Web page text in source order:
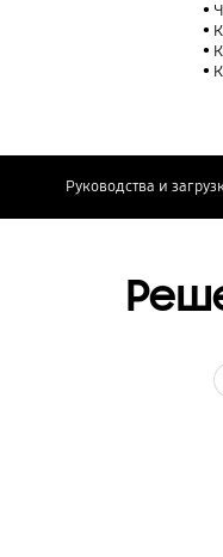
Руководства и